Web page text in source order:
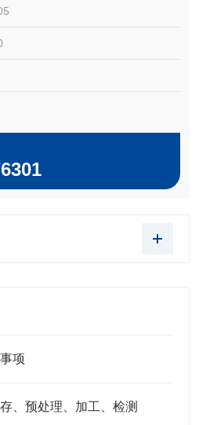
产品都是高质量高性价的，适用
项
、预处理、加工、检测